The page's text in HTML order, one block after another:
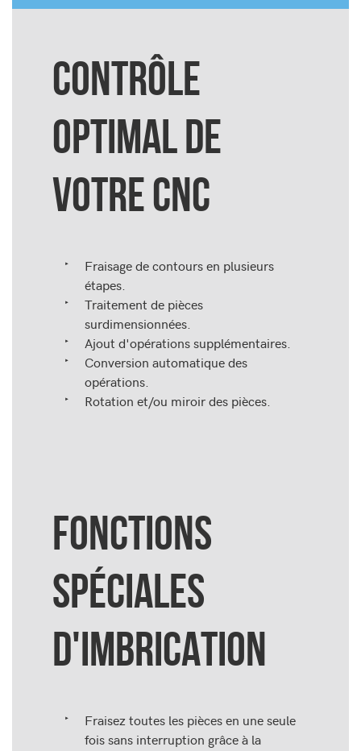
CONTRÔLE
OPTIMAL DE
VOTRE CNC
Fraisage de contours en plusieurs
étapes.
Traitement de pièces
surdimensionnées.
Ajout d'opérations supplémentaires.
Conversion automatique des
opérations.
Rotation et/ou miroir des pièces.
FONCTIONS
SPÉCIALES
D'IMBRICATION
Fraisez toutes les pièces en une seule
fois sans interruption grâce à la